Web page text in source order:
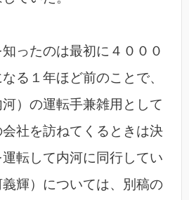
ったのは最初に４０００
る１年ほど前のことで、
）の運転手兼雑用として
社を訪ねてくるときは決
転して内河に同行してい
輝）については、別稿の